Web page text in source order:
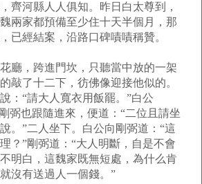
河縣人人俱知。昨日白太尊到，
兩家都預備至少住十天半個月，那
已經結案，沿路口碑嘖嘖稱贊。
，跨進門坎，只聽當中放的一架
敲了十二下，彷佛像迎接他似的。
：“請大人寬衣用飯罷。”白公
弼也跟隨進來，便道：“二位且請坐
。”二人坐下。白公向剛弼道：“這
？”剛弼道：“大人明斷，自是不會
明白，這魏家既無短處，為什么肯
沒有送過人一個錢。”